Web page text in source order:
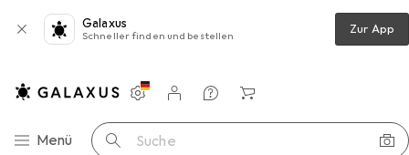
Galaxus
Schneller finden und bestellen Zur App
Navigation nach Kategorien
Menü Suche
Einstellungen
Kundenkonto
Vergleichslisten
Merklisten
Warenkorb